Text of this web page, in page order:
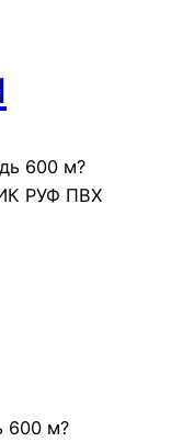
600 м?
РУФ ПВХ
600 м?